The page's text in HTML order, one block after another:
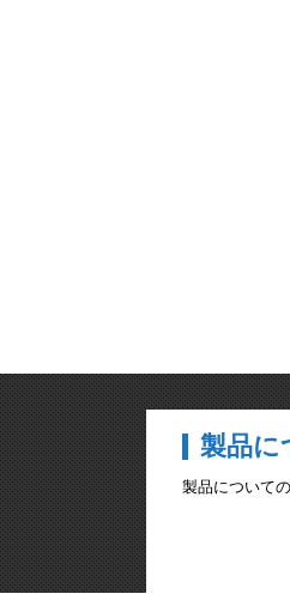
製品に
製品について